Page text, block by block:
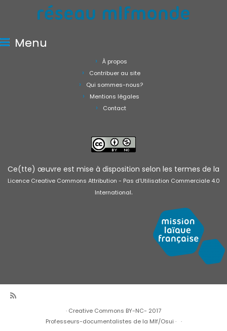
Menu
À propos
Contribuer au site
Qui sommes-nous?
Mentions légales
Contact
Ce(tte) œuvre est mise à disposition selon les termes de la
Licence Creative Commons Attribution - Pas d’Utilisation Commerciale 4.0
International.
· Creative Commons BY-NC- 2017
Professeurs-documentalistes de la Mlf/Osui · ·